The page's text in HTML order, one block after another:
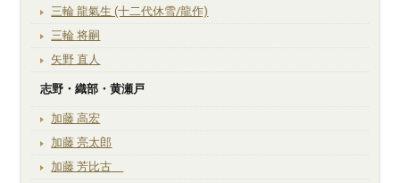
三輪 龍氣生 (十二代休雪/龍作)
三輪 将嗣
矢野 直人
志野・織部・黄瀬戸
加藤 高宏
加藤 亮太郎
加藤 芳比古